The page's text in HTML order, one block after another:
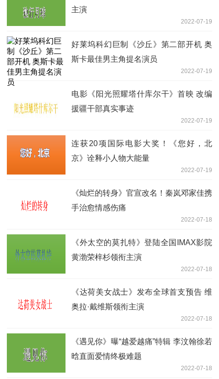
主演
2022-07-19
好莱坞科幻巨制《沙丘》第二部开机 奥
斯卡最佳男主角提名演员
2022-07-19
电影《阳光照耀塔什库尔干》首映 改编
援疆干部真实事迹
2022-07-19
连获20项国际电影大奖！《您好，北
京》诠释小人物大能量
2022-07-19
《灿烂的转身》官宣改名！秦岚邓家佳携
手治愈情感伤痛
2022-07-18
《外太空的莫扎特》登陆全国IMAX影院
黄渤荣梓杉领衔主演
2022-07-18
《达荷美女战士》发布全球首支预告 维
奥拉·戴维斯领衔主演
2022-07-18
《遇见你》曝“越爱越痛”特辑 李汶翰徐若
晗直面爱情终极难题
2022-07-18